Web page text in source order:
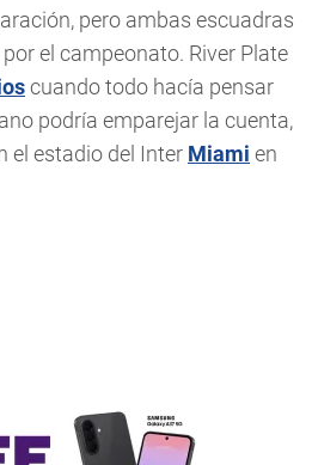
pero ambas escuadras
el campeonato. River Plate
cuando todo hacía pensar
podría emparejar la cuenta,
el estadio del Inter Miami en